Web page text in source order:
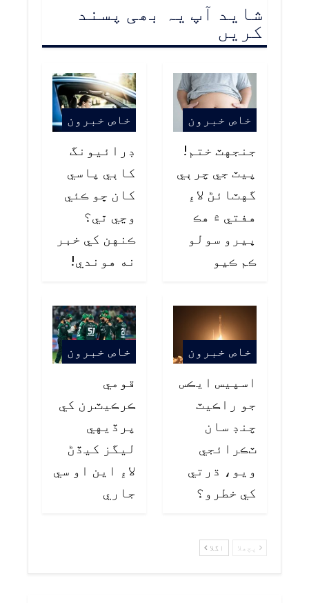
شاید آپ یہ بھی پسند
کریں
خاص خبرون
جنجهٽ ختم!
پيٽ جي چرٻي
گهٽائڻ لاءِ
هفتي ۾ هڪ
ڀيرو سولو
ڪم ڪيو
خاص خبرون
ڊرائيونگ
کاٻي پاسي
کان ڇو ڪئي
وڃي ٿي؟
ڪنهن کي خبر
نه هوندي!
خاص خبرون
اسپيس ايڪس
جو راڪيٽ
چنڊ سان
ٽڪرائجي
ويو، ڌرتي
کي خطرو؟
خاص خبرون
قومي
ڪرڪيٽرن کي
پرڏيهي
ليگز کيڏڻ
لاءِ اين او سي
جاري
پچھلا اگلا